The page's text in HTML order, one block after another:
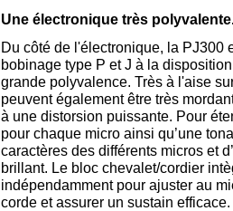
Une électronique très
Du côté de l'électronique, la PJ300
bobinage type P et J à la
grande polyvalence. Très à l'aise
peuvent également être très
à une distorsion puissante. Pour
pour chaque micro ainsi qu’une
caractères des différents micros et
brillant. Le bloc chevalet/cordier
indépendamment pour ajuster au
corde et assurer un sustain efficace.